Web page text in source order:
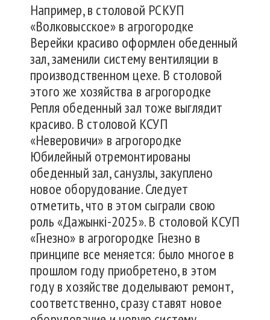
Например, в столовой РСКУП
«Волковысское» в агрогородке
Верейки красиво оформлен обеденный
зал, заменили систему вентиляции в
производственном цехе. В столовой
этого же хозяйства в агрогородке
Репля обеденный зал тоже выглядит
красиво. В столовой КСУП
«Неверовичи» в агрогородке
Юбилейный отремонтированы
обеденный зал, санузлы, закуплено
новое оборудование. Следует
отметить, что в этом сыграли свою
роль «Дажынкі-2025». В столовой КСУП
«Гнезно» в агрогородке Гнезно в
принципе все меняется: было многое в
прошлом году приобретено, в этом
году в хозяйстве доделывают ремонт,
соответственно, сразу ставят новое